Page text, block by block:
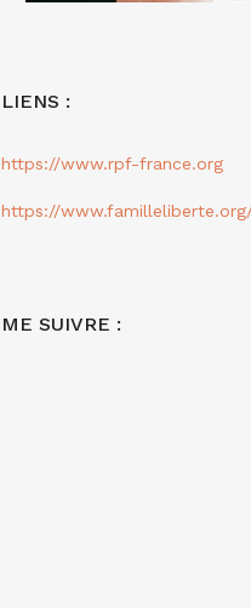
LIENS :
https://www.rpf-france.org
https://
ME SUIVRE :